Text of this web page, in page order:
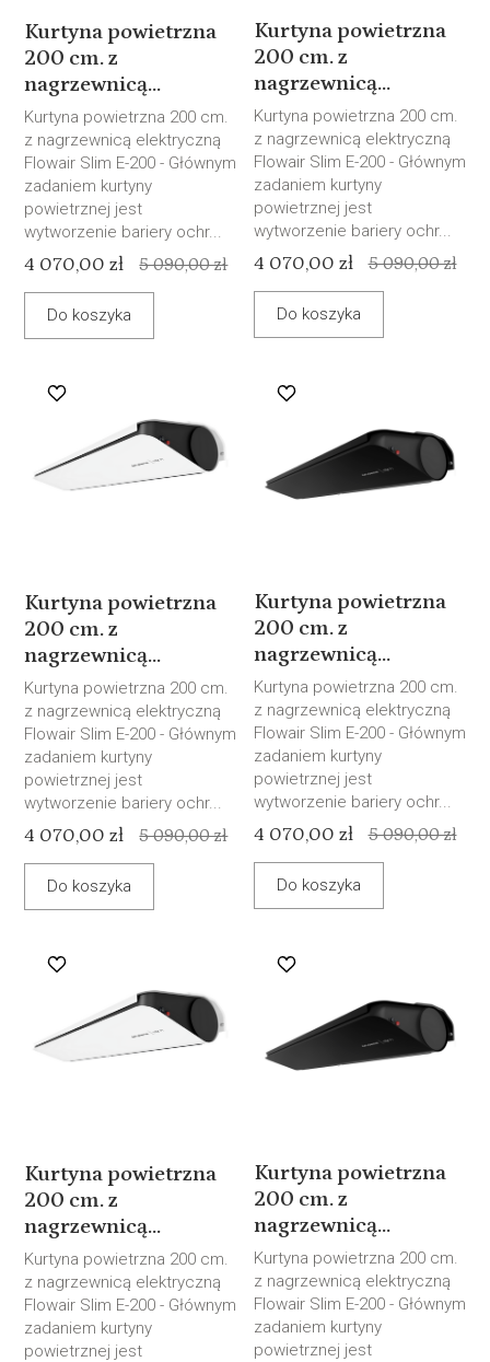
Kurtyna powietrzna
200 cm. z
nagrzewnicą...
Kurtyna powietrzna 200 cm.
z nagrzewnicą elektryczną
Flowair Slim E-200 - Głównym
zadaniem kurtyny
powietrznej jest
wytworzenie bariery ochr...
4 070,00 zł 5 090,00 zł
Do koszyka
Kurtyna powietrzna
200 cm. z
nagrzewnicą...
Kurtyna powietrzna 200 cm.
z nagrzewnicą elektryczną
Flowair Slim E-200 - Głównym
zadaniem kurtyny
powietrznej jest
wytworzenie bariery ochr...
4 070,00 zł 5 090,00 zł
Do koszyka
Kurtyna powietrzna
200 cm. z
nagrzewnicą...
Kurtyna powietrzna 200 cm.
z nagrzewnicą elektryczną
Flowair Slim E-200 - Głównym
zadaniem kurtyny
powietrznej jest
wytworzenie bariery ochr...
4 070,00 zł 5 090,00 zł
Do koszyka
Kurtyna powietrzna
200 cm. z
nagrzewnicą...
Kurtyna powietrzna 200 cm.
z nagrzewnicą elektryczną
Flowair Slim E-200 - Głównym
zadaniem kurtyny
powietrznej jest
wytworzenie bariery ochr...
4 070,00 zł 5 090,00 zł
Do koszyka
Kurtyna powietrzna
200 cm. z
nagrzewnicą...
Kurtyna powietrzna 200 cm.
z nagrzewnicą elektryczną
Flowair Slim E-200 - Głównym
zadaniem kurtyny
powietrznej jest
Kurtyna powietrzna
200 cm. z
nagrzewnicą...
Kurtyna powietrzna 200 cm.
z nagrzewnicą elektryczną
Flowair Slim E-200 - Głównym
zadaniem kurtyny
powietrznej jest